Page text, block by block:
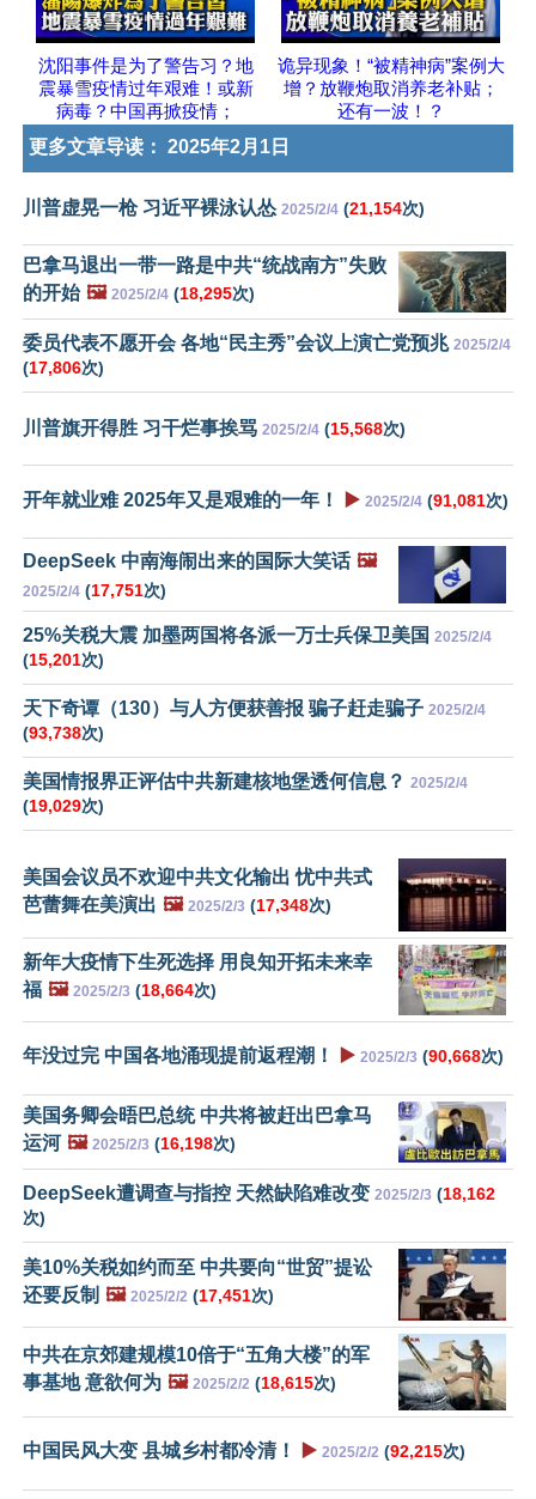
沈阳事件是为了警告习？地
震暴雪疫情过年艰难！或新
病毒？中国再掀疫情；
诡异现象！“被精神病”案例大
增？放鞭炮取消养老补贴；
还有一波！？
更多文章导读： 2025年2月1日
川普虚晃一枪 习近平裸泳认怂 2025/2/4 (21,154次)
巴拿马退出一带一路是中共“统战南方”失败
的开始 🖼️ 2025/2/4 (18,295次)
委员代表不愿开会 各地“民主秀”会议上演亡党预兆 2025/2/4
(17,806次)
川普旗开得胜 习干烂事挨骂 2025/2/4 (15,568次)
开年就业难 2025年又是艰难的一年！ ▶️ 2025/2/4 (91,081次)
DeepSeek 中南海闹出来的国际大笑话 🖼️
2025/2/4 (17,751次)
25%关税大震 加墨两国将各派一万士兵保卫美国 2025/2/4
(15,201次)
天下奇谭（130）与人方便获善报 骗子赶走骗子 2025/2/4
(93,738次)
美国情报界正评估中共新建核地堡透何信息？ 2025/2/4
(19,029次)
美国会议员不欢迎中共文化输出 忧中共式
芭蕾舞在美演出 🖼️ 2025/2/3 (17,348次)
新年大疫情下生死选择 用良知开拓未来幸
福 🖼️ 2025/2/3 (18,664次)
年没过完 中国各地涌现提前返程潮！ ▶️ 2025/2/3 (90,668次)
美国务卿会晤巴总统 中共将被赶出巴拿马
运河 🖼️ 2025/2/3 (16,198次)
DeepSeek遭调查与指控 天然缺陷难改变 2025/2/3 (18,162
次)
美10%关税如约而至 中共要向“世贸”提讼
还要反制 🖼️ 2025/2/2 (17,451次)
中共在京郊建规模10倍于“五角大楼”的军
事基地 意欲何为 🖼️ 2025/2/2 (18,615次)
中国民风大变 县城乡村都冷清！ ▶️ 2025/2/2 (92,215次)